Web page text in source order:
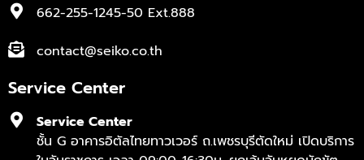
662-255-1245-50 Ext.888
contact@seiko.co.th
Service Center
Service Center
ชั้น G อาคารอิตัลไทยทาวเวอร์ ถ.เพชรบุรีตัดใหม่ เปิดบริการ